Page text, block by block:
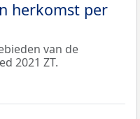
herkomst per
van de
2021 ZT.